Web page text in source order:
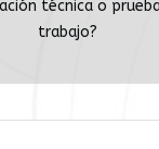
técnica o
trabajo?